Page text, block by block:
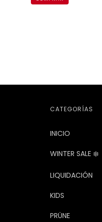
CATEGORÍAS
INICIO
WINTER SALE ❄️
LIQUIDACIÓN
KIDS
PRÜNE